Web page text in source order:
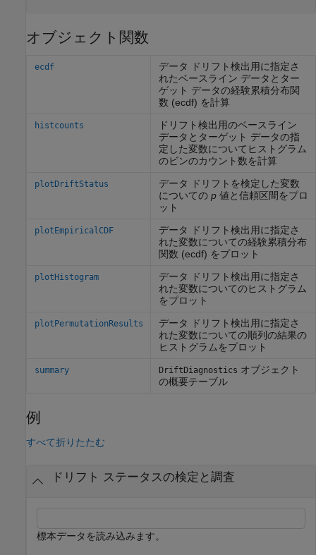
オブジェクト関数
ecdf
データ ドリフト検出用に指定さ
れたベースライン データとター
ゲット データの経験累積分布関
数 (ecdf) を計算
histcounts
ドリフト検出用のベースライン
データとターゲット データの指
定した変数についてヒストグラム
のビンのカウント数を計算
plotDriftStatus
データ ドリフトを検定した変数
についての p値と信頼区間をプロ
ット
plotEmpiricalCDF
データ ドリフト検出用に指定さ
れた変数についての経験累積分布
関数 (ecdf) をプロット
plotHistogram
データ ドリフト検出用に指定さ
れた変数についてのヒストグラム
をプロット
plotPermutationResults
データ ドリフト検出用に指定さ
れた変数についての順列の結果の
ヒストグラムをプロット
summary DriftDiagnostics オブジェクト
の概要テーブル
例
すべて折りたたむ
ドリフト ステータスの検定と調査
標本データを読み込みます。